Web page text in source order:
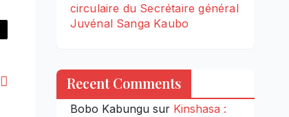
circulaire du Secrétaire général
Juvénal Sanga Kaubo
Recent Comments
Bobo Kabungusur Kinshasa :